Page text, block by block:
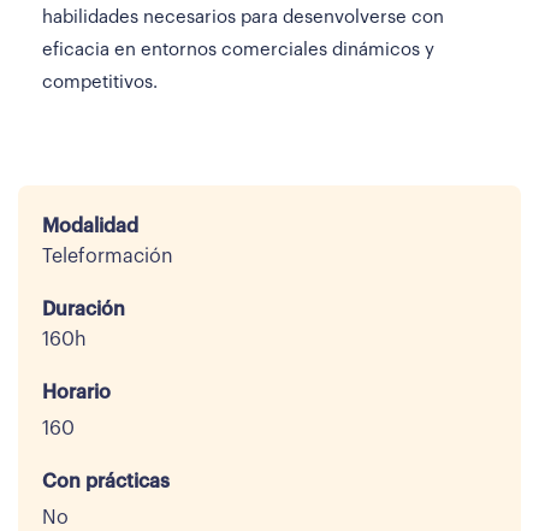
habilidades necesarios para desenvolverse con
eficacia en entornos comerciales dinámicos y
competitivos.
Modalidad
Teleformación
Duración
160h
Horario
160
Con prácticas
No